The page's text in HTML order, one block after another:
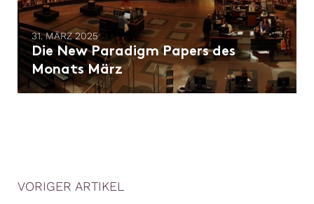
31. MÄRZ 2025
Die New Paradigm Papers des
Monats März
VORIGER ARTIKEL